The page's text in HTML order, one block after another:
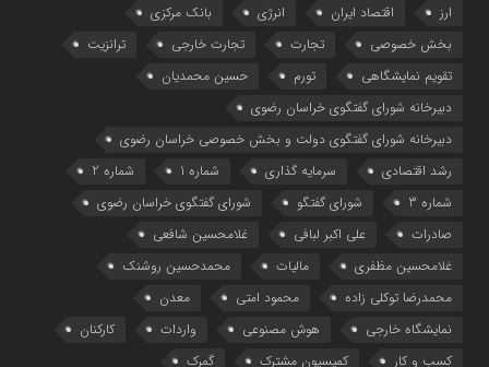
ارز
اقتصاد ایران انرژی
بانک مرکزی
بخش خصوصی
تجارت تجارت خارجی
ترانزیت
تقویم نمایشگاهی
تورم
حسین محمدیان
دبیرخانه شورای گفتگوی خراسان رضوی
دبیرخانه شورای گفتگوی دولت و بخش خصوصی خراسان رضوی
رشد اقتصادی
سرمایه گذاری شماره 1
شماره 2
شماره 3
شورای گفتگو
شورای گفتگوی خراسان رضوی
صادرات
علی اکبر لبافی
غلامحسین شافعی
غلامحسین مظفری
مالیات
محمدحسین روشنک
محمدرضا توکلی زاده
محمود امتی
معدن
نمایشگاه خارجی
هوش مصنوعی واردات
کارکنان
کسب و کار
کمیسیون مشترک گمرک